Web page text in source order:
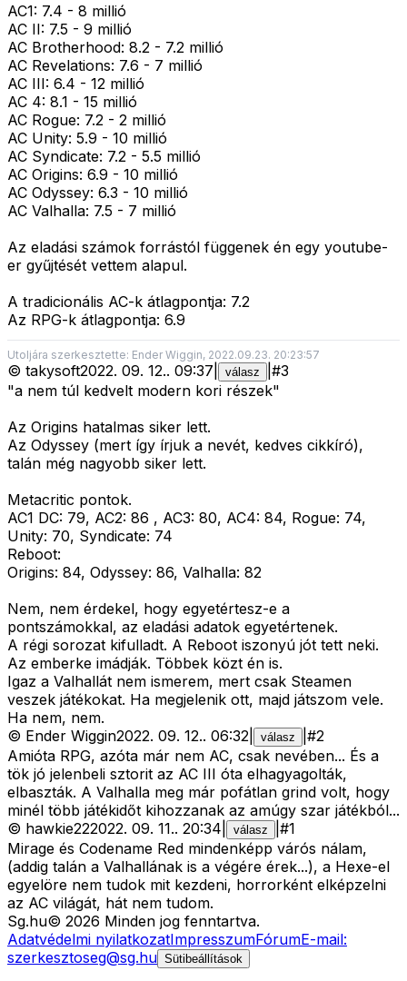
AC1: 7.4 - 8 millió
AC II: 7.5 - 9 millió
AC Brotherhood: 8.2 - 7.2 millió
AC Revelations: 7.6 - 7 millió
AC III: 6.4 - 12 millió
AC 4: 8.1 - 15 millió
AC Rogue: 7.2 - 2 millió
AC Unity: 5.9 - 10 millió
AC Syndicate: 7.2 - 5.5 millió
AC Origins: 6.9 - 10 millió
AC Odyssey: 6.3 - 10 millió
AC Valhalla: 7.5 - 7 millió
Az eladási számok forrástól függenek én egy youtube-
er gyűjtését vettem alapul.
A tradicionális AC-k átlagpontja: 7.2
Az RPG-k átlagpontja: 6.9
Utoljára szerkesztette: Ender Wiggin, 2022.09.23. 20:23:57
© takysoft2022. 09. 12.. 09:37 válasz #3
"a nem túl kedvelt modern kori részek"
Az Origins hatalmas siker lett.
Az Odyssey (mert így írjuk a nevét, kedves cikkíró),
talán még nagyobb siker lett.
Metacritic pontok.
AC1 DC: 79, AC2: 86 , AC3: 80, AC4: 84, Rogue: 74,
Unity: 70, Syndicate: 74
Reboot:
Origins: 84, Odyssey: 86, Valhalla: 82
Nem, nem érdekel, hogy egyetértesz-e a
pontszámokkal, az eladási adatok egyetértenek.
A régi sorozat kifulladt. A Reboot iszonyú jót tett neki.
Az emberke imádják. Többek közt én is.
Igaz a Valhallát nem ismerem, mert csak Steamen
veszek játékokat. Ha megjelenik ott, majd játszom vele.
Ha nem, nem.
© Ender Wiggin2022. 09. 12.. 06:32 válasz #2
Amióta RPG, azóta már nem AC, csak nevében... És a
tök jó jelenbeli sztorit az AC III óta elhagyagolták,
elbaszták. A Valhalla meg már pofátlan grind volt, hogy
minél több játékidőt kihozzanak az amúgy szar játékból...
© hawkie222022. 09. 11.. 20:34 válasz #1
Mirage és Codename Red mindenképp várós nálam,
(addig talán a Valhallának is a végére érek...), a Hexe-el
egyelöre nem tudok mit kezdeni, horrorként elképzelni
az AC világát, hát nem tudom.
Sg.hu© 2026 Minden jog fenntartva.
Adatvédelmi nyilatkozatImpresszumFórumE-mail:
szerkesztoseg@sg.hu Sütibeállítások